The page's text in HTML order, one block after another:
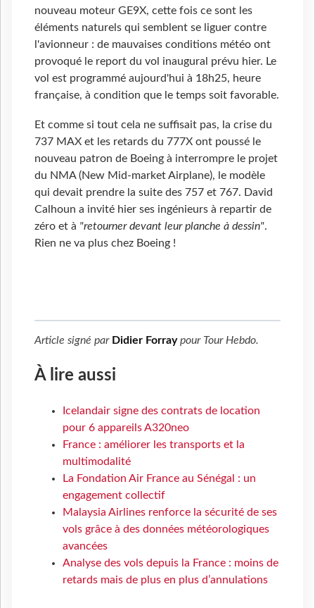
nouveau moteur GE9X, cette fois ce sont les
éléments naturels qui semblent se liguer contre
l'avionneur : de mauvaises conditions météo ont
provoqué le report du vol inaugural prévu hier. Le
vol est programmé aujourd'hui à 18h25, heure
française, à condition que le temps soit favorable.
Et comme si tout cela ne suffisait pas, la crise du
737 MAX et les retards du 777X ont poussé le
nouveau patron de Boeing à interrompre le projet
du NMA (New Mid-market Airplane), le modèle
qui devait prendre la suite des 757 et 767. David
Calhoun a invité hier ses ingénieurs à repartir de
zéro et à "retourner devant leur planche à dessin".
Rien ne va plus chez Boeing !
Article signé par Didier Forraypour Tour Hebdo.
À lire aussi
Icelandair signe des contrats de location
pour 6 appareils A320neo
France : améliorer les transports et la
multimodalité
La Fondation Air France au Sénégal : un
engagement collectif
Malaysia Airlines renforce la sécurité de ses
vols grâce à des données météorologiques
avancées
Analyse des vols depuis la France : moins de
retards mais de plus en plus d’annulations